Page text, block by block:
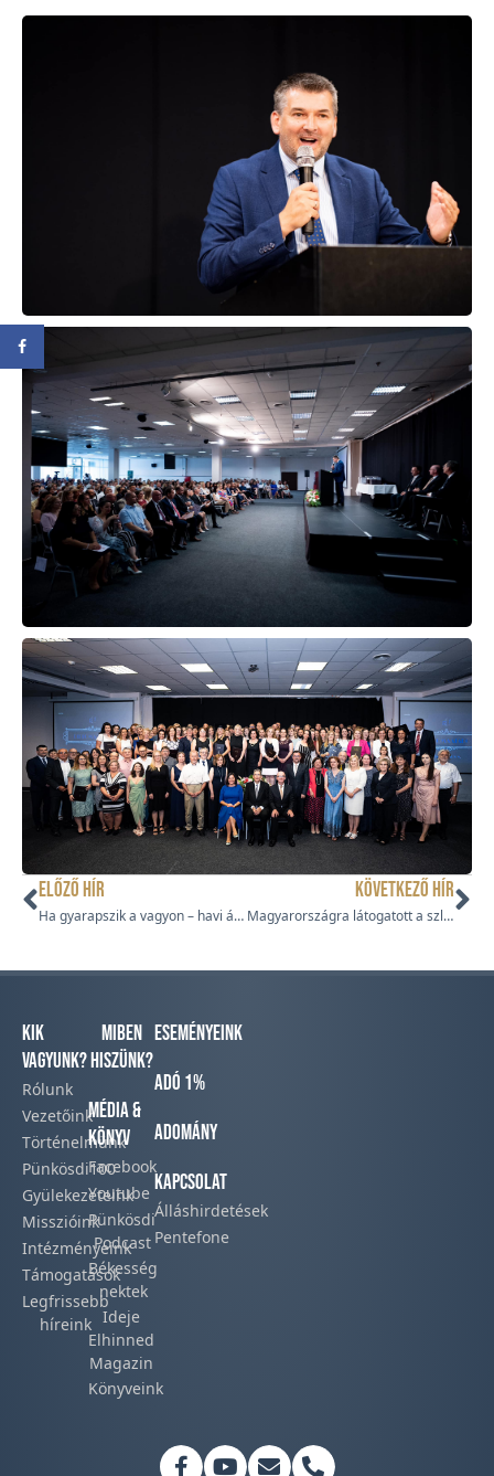
ELŐZŐ HÍR
Ha gyarapszik a vagyon – havi áhítat
KÖVETKEZŐ HÍR
Magyarországra látogatott a szlovén Pünkösdi Egyház elnöke
Kik
vagyunk?
Rólunk
Vezetőink
Történelmünk​
Pünkösdi100
Gyülekezeteink​
Misszióink​
Intézményeink
Támogatások
Legfrissebb
híreink​
Miben
hiszünk?
Média &
Könyv
Facebook​
Youtube
Pünkösdi
Podcast​
Békesség
nektek
Ideje
Elhinned
Magazin
Könyveink
Eseményeink
Adó 1%
Adomány
Kapcsolat
Álláshirdetések
Pentefone